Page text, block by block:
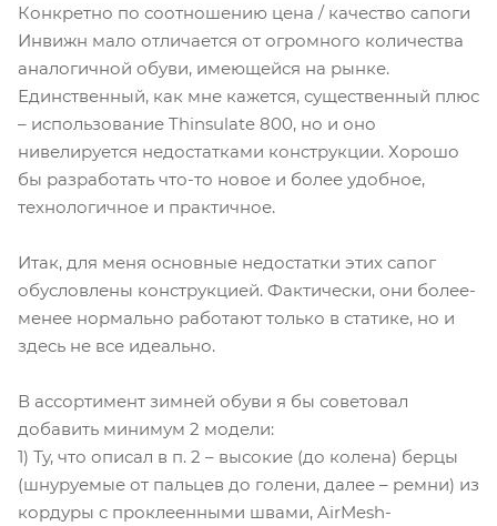
Конкретно по соотношению цена / качество сапоги
Инвижн мало отличается от огромного количества
аналогичной обуви, имеющейся на рынке.
Единственный, как мне кажется, существенный плюс
– использование Thinsulate 800, но и оно
нивелируется недостатками конструкции. Хорошо
бы разработать что-то новое и более удобное,
технологичное и практичное.
Итак, для меня основные недостатки этих сапог
обусловлены конструкцией. Фактически, они более-
менее нормально работают только в статике, но и
здесь не все идеально.
В ассортимент зимней обуви я бы советовал
добавить минимум 2 модели:
1) Ту, что описал в п. 2 – высокие (до колена) берцы
(шнуруемые от пальцев до голени, далее – ремни) из
кордуры с проклеенными швами, AirMesh-